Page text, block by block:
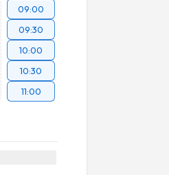
09:00
09:30
10:00
10:30
11:00